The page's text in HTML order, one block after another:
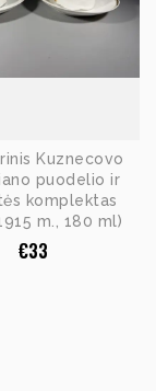
Kuznecovo
puodelio ir
komplektas
m., 180 ml)
€33